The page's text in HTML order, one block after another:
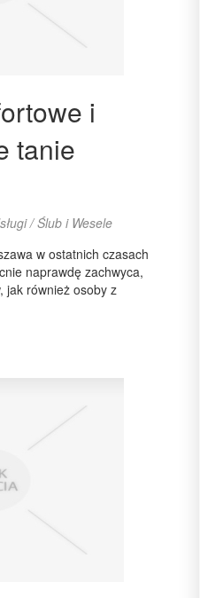
i
tanie
/ Ślub i Wesele
w ostatnich czasach
naprawdę zachwyca,
jak również osoby z